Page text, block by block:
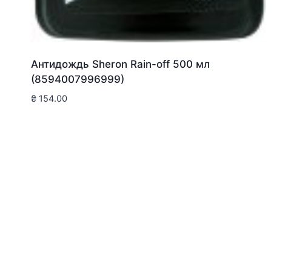
Антидождь Sheron Rain-off 500 мл
(8594007996999)
₴ 154.00